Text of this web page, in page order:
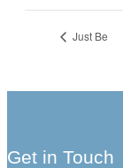
Just Be
Get in Touch